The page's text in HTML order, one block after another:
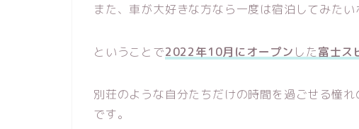
また、車が大好きな方なら一度は宿泊してみたい
ということで2022年10月にオープン した富士ス
別荘のような自分たちだけの時間を過ごせる憧
です。